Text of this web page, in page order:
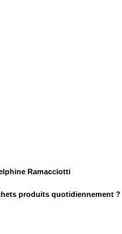
Ramacciotti
produits quotidiennement ?